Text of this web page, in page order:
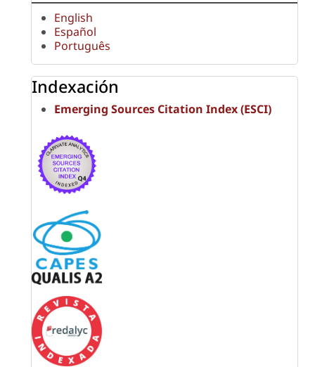
English
Español
Português
Indexación
Emerging Sources Citation Index (ESCI)